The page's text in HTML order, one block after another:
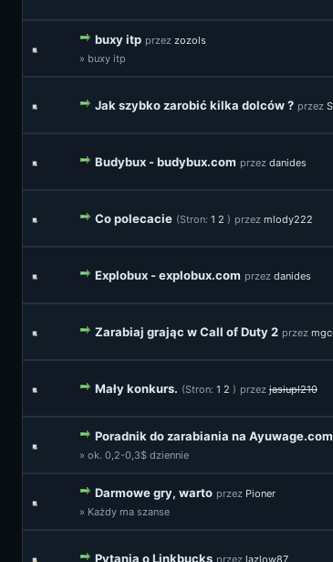
buxy itp przez zozols
» buxy itp
Jak szybko zarobić kilka dolców ? przez
Budybux - budybux.com przez danides
Co polecacie (Stron: 1 2 ) przez mlody222
Explobux - explobux.com przez danides
Zarabiaj grając w Call of Duty 2 przez
Mały konkurs. (Stron: 1 2 ) przez jasiupl210
Poradnik do zarabiania na Ayuwage.com
» ok. 0,2-0,3$ dziennie
Darmowe gry, warto przez Pioner
» Każdy ma szanse
Pytania o Linkbucks przez lazlow87